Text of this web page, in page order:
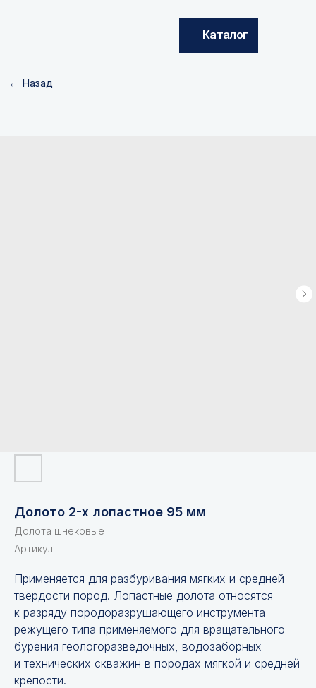
Долото 2-х лопастное 95 мм
Долота шнековые
Артикул:
Применяется для разбуривания мягких и средней
твёрдости пород. Лопастные долота относятся
к разряду породоразрушающего инструмента
режущего типа применяемого для вращательного
бурения геологоразведочных, водозаборных
и технических скважин в породах мягкой и средней
крепости.